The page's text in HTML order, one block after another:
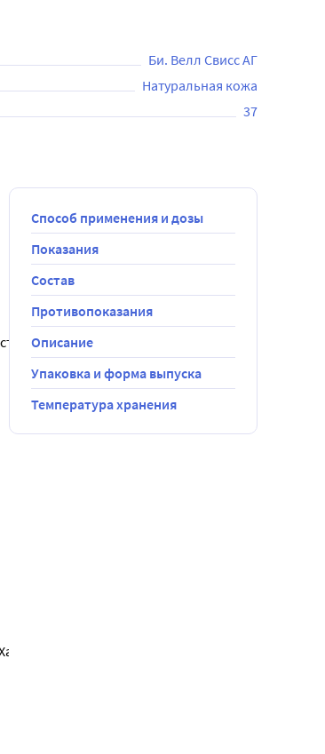
Би. Велл Свисс АГ
Натуральная кожа
37
Способ применения и дозы
Показания
Состав
Противопоказания
Описание
Упаковка и форма выпуска
Температура хранения